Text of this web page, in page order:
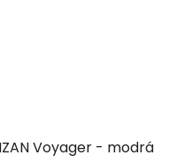
Voyager - modrá